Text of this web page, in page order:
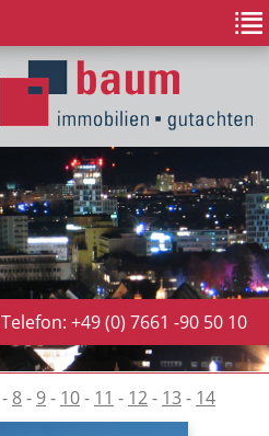
Telefon: +49 (0) 7661 -90 50 10
- 8- 9- 10- 11 - 12- 13- 14